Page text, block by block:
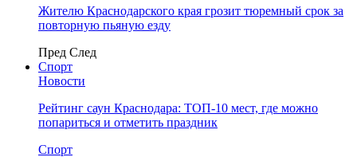
Жителю Краснодарского края грозит тюремный срок за
повторную пьяную езду
Пред След
Спорт
Новости
Рейтинг саун Краснодара: ТОП-10 мест, где можно
попариться и отметить праздник
Спорт